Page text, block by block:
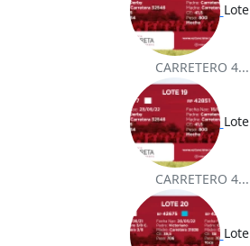
CARRETERO 4...
CARRETERO 4...